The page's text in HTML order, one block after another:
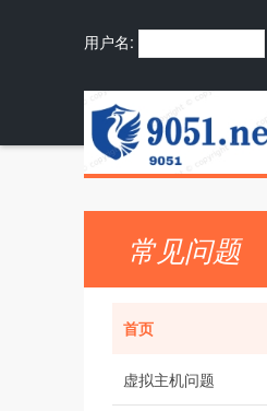
用户名:
常见问题
首页
虚拟主机问题